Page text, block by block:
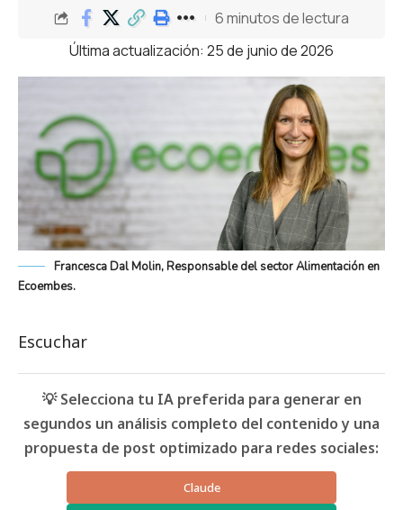
Última actualización: 25 de junio de 2026
6 minutos de lectura
Francesca Dal Molin, Responsable del sector Alimentación en
Ecoembes.
Escuchar
💡 Selecciona tu IA preferida para generar en
segundos un análisis completo del contenido y una
propuesta de post optimizado para redes sociales:
Claude